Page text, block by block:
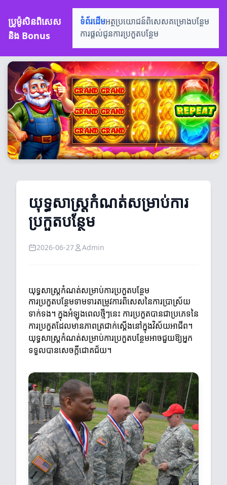
ប្រូម៉ូសិនពិសេស
និង Bonus
ទំព័រដើមអត្ថប្រយោជន៍ពិសេសគម្រោងបន្ថែម
ការផ្តល់ជូនការប្រកួតបន្ថែម
យុទ្ធសាស្ត្រកំណត់សម្រាប់ការ
ប្រកួតបន្ថែម
2026-06-27 Admin
យុទ្ធសាស្ត្រកំណត់សម្រាប់ការប្រកួតបន្ថែម
ការប្រកួតបន្ថែមទាមទារតម្រូវការពិសេសនៃការប្រាស្រ័យ
ទាក់ទង។ ក្នុងអំឡុងពេលថ្មីៗនេះ ការប្រកួតបានជាប្រភេទនៃ
ការប្រកួតដែលមានភាពត្រជាក់ស្តើងនៅក្នុងវិស័យអាជីព។
យុទ្ធសាស្ត្រកំណត់សម្រាប់ការប្រកួតបន្ថែមអាចជួយឱ្យអ្នក
ទទួលបានសេចក្តីជោគជ័យ។